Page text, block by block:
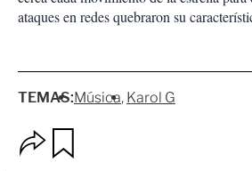
ataques en redes quebraron su
TEMAS:Música Karol G